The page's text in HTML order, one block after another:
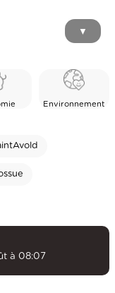
▼
Environnement
à 08:07